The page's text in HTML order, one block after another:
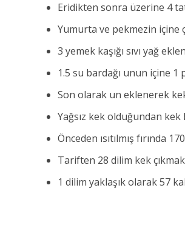
Eridikten sonra üzerine 4
Yumurta ve pekmezin içine
3 yemek kaşığı sıvı yağ
1.5 su bardağı unun içine
Son olarak un eklenerek
Yağsız kek olduğundan kek
Önceden ısıtılmış fırında
Tariften 28 dilim kek
1 dilim yaklaşık olarak 57